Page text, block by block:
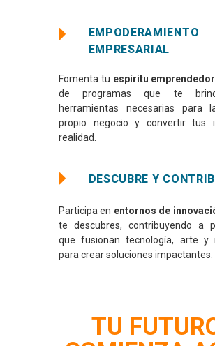
EMPODERAMIENTO
EMPRESARIAL
Fomenta tu espíritu emprendedor
de programas que te
herramientas necesarias para
propio negocio y convertir tus
realidad.
DESCUBRE Y
Participa en entornos de
te descubres, contribuyendo a
que fusionan tecnología, arte y
para crear soluciones impactantes.
TU